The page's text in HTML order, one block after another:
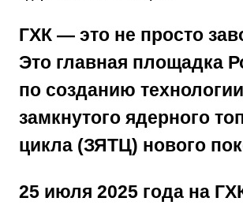
ГХК — это не просто
Это главная площадка
по созданию технологии
замкнутого ядерного
цикла (ЗЯТЦ) нового
25 июля 2025 года на